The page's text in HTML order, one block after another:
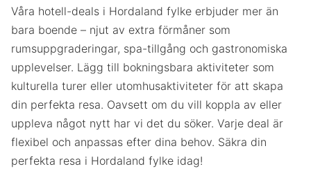
Våra hotell-deals i Hordaland fylke erbjuder mer än
bara boende – njut av extra förmåner som
rumsuppgraderingar, spa-tillgång och gastronomiska
upplevelser. Lägg till bokningsbara aktiviteter som
kulturella turer eller utomhusaktiviteter för att skapa
din perfekta resa. Oavsett om du vill koppla av eller
uppleva något nytt har vi det du söker. Varje deal är
flexibel och anpassas efter dina behov. Säkra din
perfekta resa i Hordaland fylke idag!